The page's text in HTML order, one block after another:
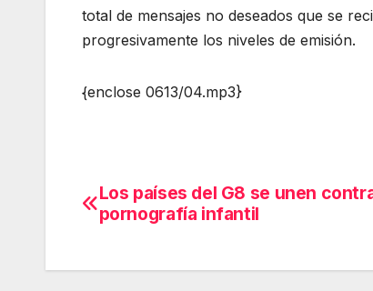
total de mensajes no deseados que se
progresivamente los niveles de emisión.
{enclose 0613/04.mp3}
Navegación
entradas
Los países del G8 se unen
pornografía infantil